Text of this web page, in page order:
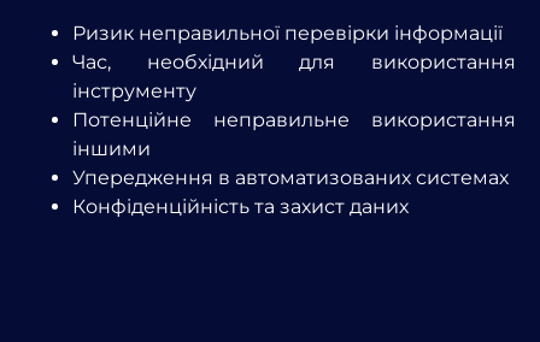
Ризик неправильної перевірки інформації
Час, необхідний для використання
інструменту
Потенційне неправильне використання
іншими
Упередження в автоматизованих системах
Конфіденційність та захист даних